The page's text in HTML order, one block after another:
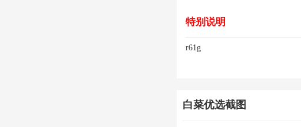
特别说明
r61g
白菜优选截图